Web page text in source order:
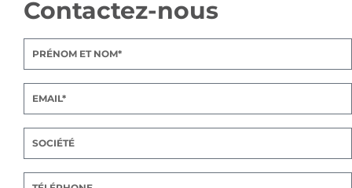
Contactez-nous